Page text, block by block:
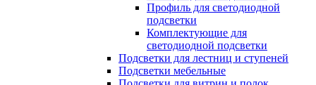
Профиль для светодиодной
подсветки
Комплектующие для
светодиодной подсветки
Подсветки для лестниц и ступеней
Подсветки мебельные